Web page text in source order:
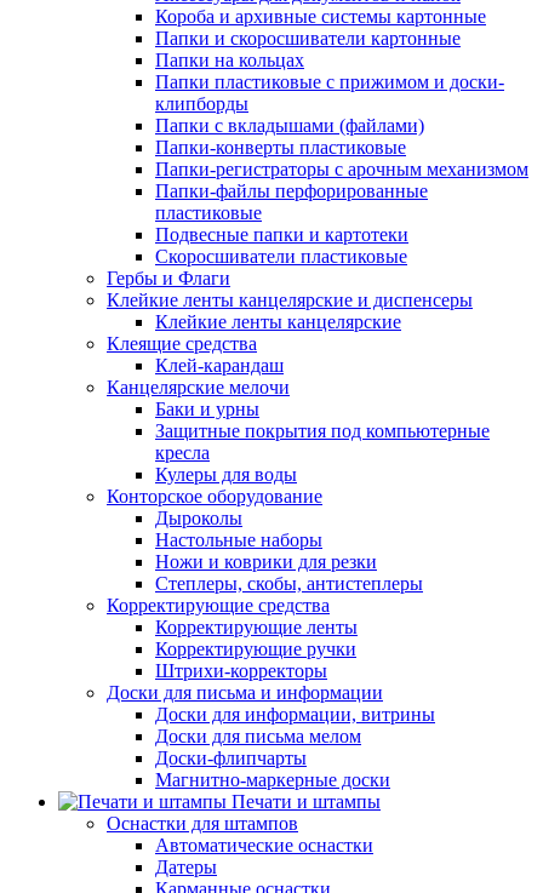
Короба и архивные системы картонные
Папки и скоросшиватели картонные
Папки на кольцах
Папки пластиковые с прижимом и доски-
клипборды
Папки с вкладышами (файлами)
Папки-конверты пластиковые
Папки-регистраторы с арочным механизмом
Папки-файлы перфорированные
пластиковые
Подвесные папки и картотеки
Скоросшиватели пластиковые
Гербы и Флаги
Клейкие ленты канцелярские и диспенсеры
Клейкие ленты канцелярские
Клеящие средства
Клей-карандаш
Канцелярские мелочи
Баки и урны
Защитные покрытия под компьютерные
кресла
Кулеры для воды
Конторское оборудование
Дыроколы
Настольные наборы
Ножи и коврики для резки
Степлеры, скобы, антистеплеры
Корректирующие средства
Корректирующие ленты
Корректирующие ручки
Штрихи-корректоры
Доски для письма и информации
Доски для информации, витрины
Доски для письма мелом
Доски-флипчарты
Магнитно-маркерные доски
Печати и штампы
Оснастки для штампов
Автоматические оснастки
Датеры
Карманные оснастки